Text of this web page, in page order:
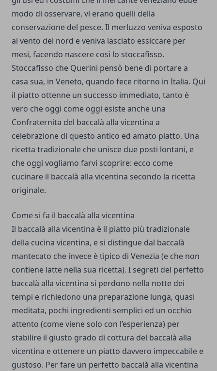
modo di osservare, vi erano quelli della
conservazione del pesce. Il merluzzo veniva esposto
al vento del nord e veniva lasciato essiccare per
mesi, facendo nascere così lo stoccafisso.
Stoccafisso che Querini pensò bene di portare a
casa sua, in Veneto, quando fece ritorno in Italia. Qui
il piatto ottenne un successo immediato, tanto è
vero che oggi come oggi esiste anche una
Confraternita del baccalà alla vicentina a
celebrazione di questo antico ed amato piatto. Una
ricetta tradizionale che unisce due posti lontani, e
che oggi vogliamo farvi scoprire: ecco come
cucinare il baccalà alla vicentina secondo la ricetta
originale.
Come si fa il baccalà alla vicentina
Il baccalà alla vicentina è il piatto più tradizionale
della cucina vicentina, e si distingue dal baccalà
mantecato che invece è tipico di Venezia (e che non
contiene latte nella sua ricetta). I segreti del perfetto
baccalà alla vicentina si perdono nella notte dei
tempi e richiedono una preparazione lunga, quasi
meditata, pochi ingredienti semplici ed un occhio
attento (come viene solo con l’esperienza) per
stabilire il giusto grado di cottura del baccalà alla
vicentina e ottenere un piatto davvero impeccabile e
gustoso. Per fare un perfetto baccalà alla vicentina